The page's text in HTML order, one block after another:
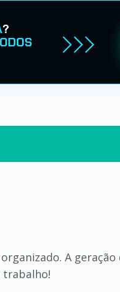
?
A geração
trabalho!